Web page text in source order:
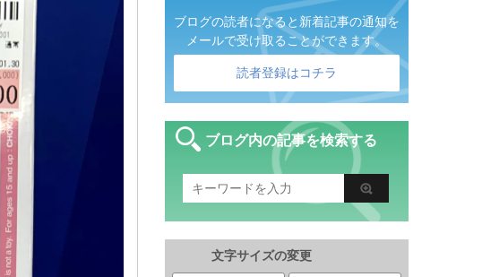
ブログの読者になると新着記事の通知を
メールで受け取ることができます。
読者登録はコチラ
ブログ内の記事を検索する
文字サイズの変更